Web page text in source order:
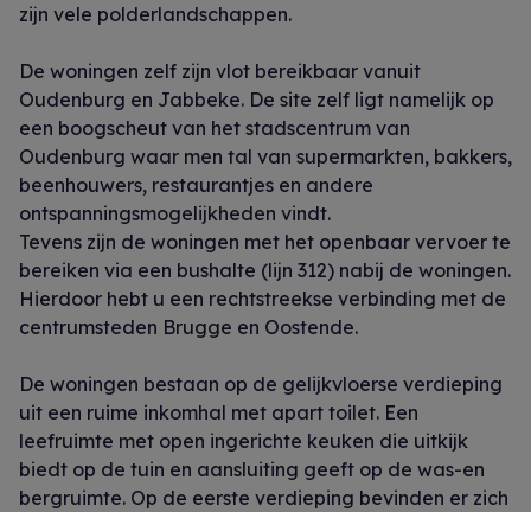
zijn vele polderlandschappen.
De woningen zelf zijn vlot bereikbaar vanuit
Oudenburg en Jabbeke. De site zelf ligt namelijk op
een boogscheut van het stadscentrum van
Oudenburg waar men tal van supermarkten, bakkers,
beenhouwers, restaurantjes en andere
ontspanningsmogelijkheden vindt.
Tevens zijn de woningen met het openbaar vervoer te
bereiken via een bushalte (lijn 312) nabij de woningen.
Hierdoor hebt u een rechtstreekse verbinding met de
centrumsteden Brugge en Oostende.
De woningen bestaan op de gelijkvloerse verdieping
uit een ruime inkomhal met apart toilet. Een
leefruimte met open ingerichte keuken die uitkijk
biedt op de tuin en aansluiting geeft op de was-en
bergruimte. Op de eerste verdieping bevinden er zich